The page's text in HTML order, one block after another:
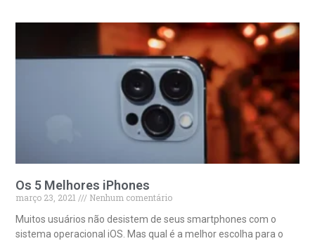
Os 5 Melhores iPhones
março 23, 2021
Nenhum comentário
Muitos usuários não desistem de seus smartphones com o
sistema operacional iOS. Mas qual é a melhor escolha para o